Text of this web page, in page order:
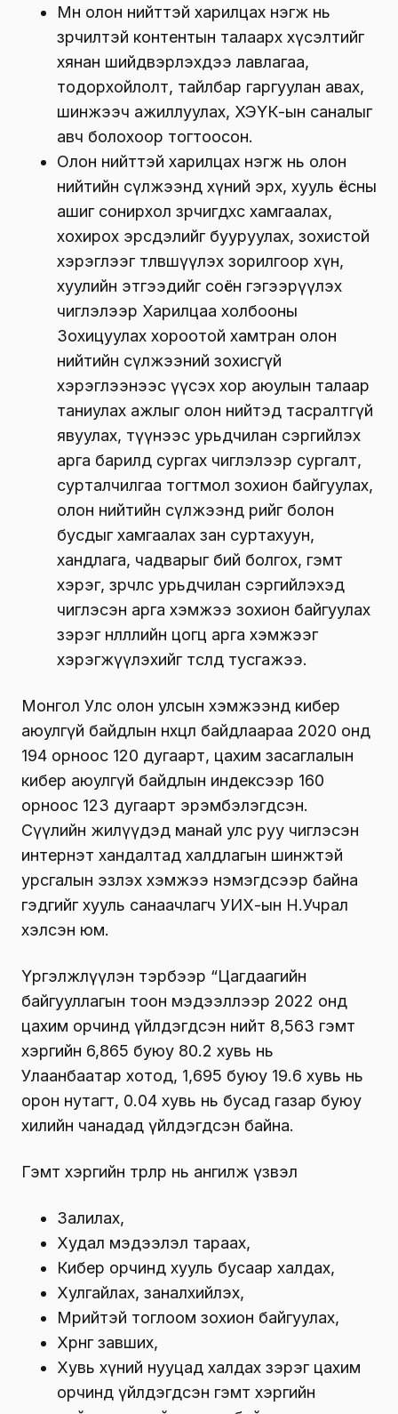
Мөн олон нийттэй харилцах нэгж нь
зөрчилтэй контентын талаарх хүсэлтийг
хянан шийдвэрлэхдээ лавлагаа,
тодорхойлолт, тайлбар гаргуулан авах,
шинжээч ажиллуулах, ХЭҮК-ын саналыг
авч болохоор тогтоосон.
Олон нийттэй харилцах нэгж нь олон
нийтийн сүлжээнд хүний эрх, хууль ёсны
ашиг сонирхол зөрчигдөхөөс хамгаалах,
хохирох эрсдэлийг бууруулах, зохистой
хэрэглээг төлөвшүүлэх зорилгоор хүн,
хуулийн этгээдийг соён гэгээрүүлэх
чиглэлээр Харилцаа холбооны
Зохицуулах хороотой хамтран олон
нийтийн сүлжээний зохисгүй
хэрэглээнээс үүсэх хор аюулын талаар
таниулах ажлыг олон нийтэд тасралтгүй
явуулах, түүнээс урьдчилан сэргийлэх
арга барилд сургах чиглэлээр сургалт,
сурталчилгаа тогтмол зохион байгуулах,
олон нийтийн сүлжээнд өөрийгөө болон
бусдыг хамгаалах зан суртахуун,
хандлага, чадварыг бий болгох, гэмт
хэрэг, зөрчлөөс урьдчилан сэргийлэхэд
чиглэсэн арга хэмжээ зохион байгуулах
зэрэг нөлөөллийн цогц арга хэмжээг
хэрэгжүүлэхийг төсөлд тусгажээ.
Монгол Улс олон улсын хэмжээнд кибер
аюулгүй байдлын нөхцөл байдлаараа 2020 онд
194 орноос 120 дугаарт, цахим засаглалын
кибер аюулгүй байдлын индексээр 160
орноос 123 дугаарт эрэмбэлэгдсэн.
Сүүлийн жилүүдэд манай улс руу чиглэсэн
интернэт хандалтад халдлагын шинжтэй
урсгалын эзлэх хэмжээ нэмэгдсээр байна
гэдгийг хууль санаачлагч УИХ-ын Н.Учрал
хэлсэн юм.
Үргэлжлүүлэн тэрбээр “Цагдаагийн
байгууллагын тоон мэдээллээр 2022 онд
цахим орчинд үйлдэгдсэн нийт 8,563 гэмт
хэргийн 6,865 буюу 80.2 хувь нь
Улаанбаатар хотод, 1,695 буюу 19.6 хувь нь
орон нутагт, 0.04 хувь нь бусад газар буюу
хилийн чанадад үйлдэгдсэн байна.
Гэмт хэргийн төрлөөр нь ангилж үзвэл
Залилах,
Худал мэдээлэл тараах,
Кибер орчинд хууль бусаар халдах,
Хулгайлах, заналхийлэх,
Мөрийтэй тоглоом зохион байгуулах,
Хөрөнгө завших,
Хувь хүний нууцад халдах зэрэг цахим
орчинд үйлдэгдсэн гэмт хэргийн